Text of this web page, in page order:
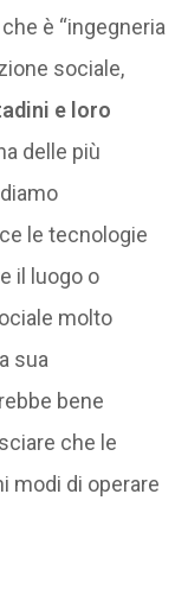
è “ingegneria
sociale,
e loro
delle più
le tecnologie
il luogo o
molto
sua
bene
che le
modi di operare